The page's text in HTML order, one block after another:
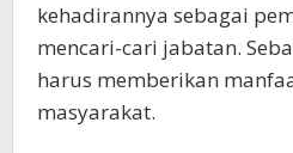
kehadirannya sebagai
mencari-cari jabatan.
harus memberikan
masyarakat.